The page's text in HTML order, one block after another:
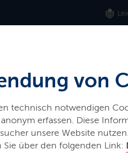
von
technisch notwendigen
erfassen. Diese
unsere Website
über den folgenden Link: